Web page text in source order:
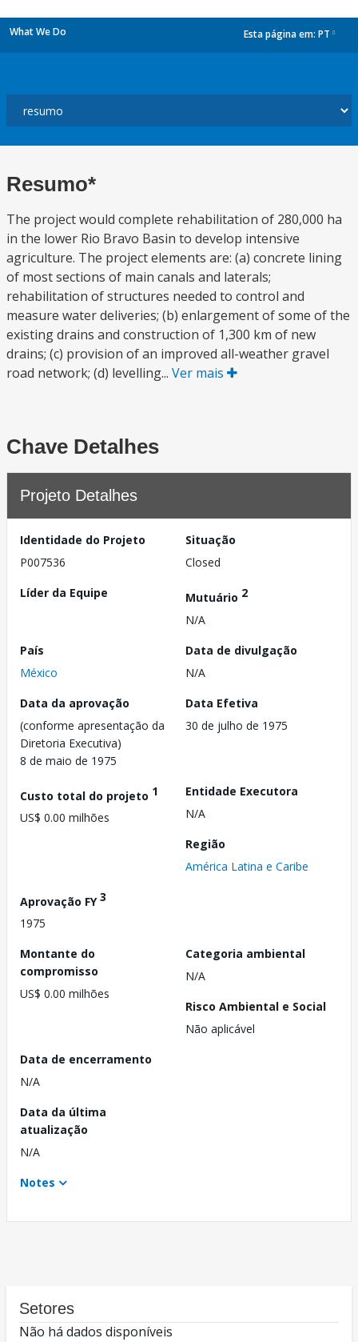
What We Do Esta página em: PT
Resumo*
The project would complete rehabilitation of 280,000 ha
in the lower Rio Bravo Basin to develop intensive
agriculture. The project elements are: (a) concrete lining
of most sections of main canals and laterals;
rehabilitation of structures needed to control and
measure water deliveries; (b) enlargement of some of the
existing drains and construction of 1,300 km of new
drains; (c) provision of an improved all-weather gravel
road network; (d) levelling... Ver mais
Chave Detalhes
Projeto Detalhes
Identidade do Projeto
P007536
Situação
Closed
Líder da Equipe
Mutuário 2
N/A
País
México
Data de divulgação
N/A
Data da aprovação
(conforme apresentação da
Diretoria Executiva)
8 de maio de 1975
Data Efetiva
30 de julho de 1975
Custo total do projeto 1
US$ 0.00 milhões
Entidade Executora
N/A
Região
América Latina e Caribe
Aprovação FY3
1975
Montante do
compromisso
US$ 0.00 milhões
Categoria ambiental
N/A
Risco Ambiental e Social
Não aplicável
Data de encerramento
N/A
Data da última
atualização
N/A
Notes
Setores
Não há dados disponíveis